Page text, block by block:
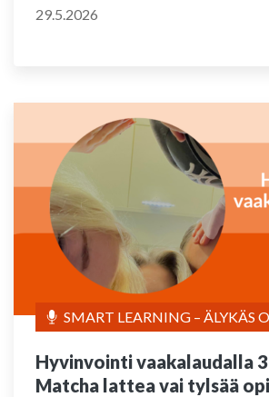
29.5.2026
SMART LEARNING – ÄLYKÄS
Hyvinvointi vaakalaudalla 3
Matcha lattea vai tylsää